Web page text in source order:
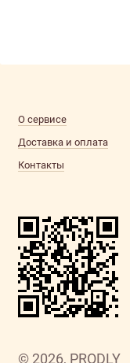
© 2026, PRODLY
О сервисе
Доставка и оплата
Контакты